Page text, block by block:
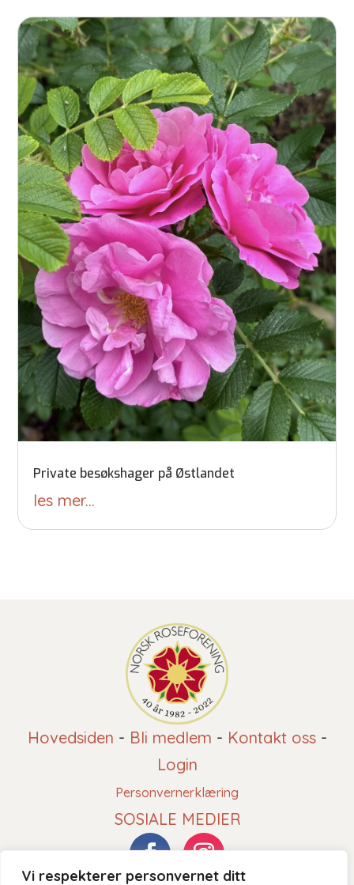
Vi respekterer personvernet ditt
Private besøkshager på Østlandet
les mer...
Hovedsiden - Bli medlem - Kontakt oss-
Login
Personvernerklæring
SOSIALE MEDIER